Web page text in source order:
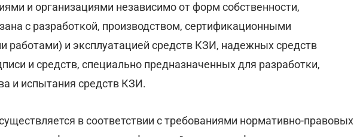
и организациями независимо от форм собственности,
с разработкой, производством, сертификационными
работами) и эксплуатацией средств КЗИ, надежных средств
и средств, специально предназначенных для разработки,
и испытания средств КЗИ.
в соответствии с требованиями нормативно-правовых